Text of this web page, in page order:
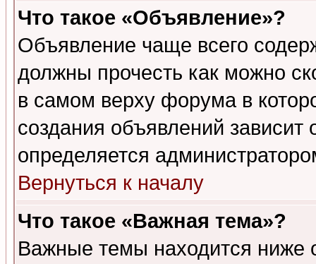
Что такое «Объявление»?
Объявление чаще всего
должны прочесть как можно
в самом верху форума в
создания объявлений зависит
определяется
Вернуться к началу
Что такое «Важная тема»?
Важные темы находится ниже